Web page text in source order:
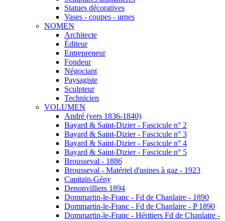
Statues décoratives
Vases - coupes - urnes
NOMEN
Architecte
Éditeur
Entrepreneur
Fondeur
Négociant
Paysagiste
Sculpteur
Technicien
VOLUMEN
André (vers 1836-1840)
Bayard & Saint-Dizier - Fascicule n° 2
Bayard & Saint-Dizier - Fascicule n° 3
Bayard & Saint-Dizier - Fascicule n° 4
Bayard & Saint-Dizier - Fascicule n° 5
Brousseval - 1886
Brousseval - Matériel d'usines à gaz - 1923
Capitain-Gény
Denonvilliers 1894
Dommartin-le-Franc - Fd de Chanlaire - 1890
Dommartin-le-Franc - Fd de Chanlaire - P 1890
Dommartin-le-Franc - Héritiers Fd de Chanlaire -